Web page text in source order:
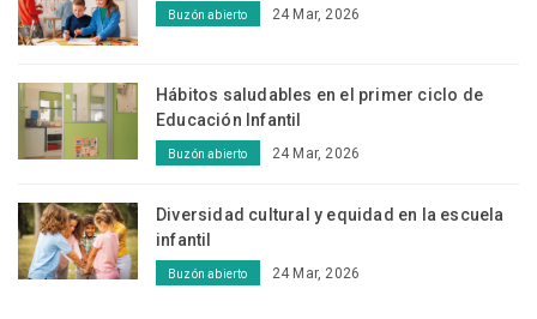
Buzón abierto 24 Mar, 2026
Hábitos saludables en el primer ciclo de
Educación Infantil
Buzón abierto 24 Mar, 2026
Diversidad cultural y equidad en la escuela
infantil
Buzón abierto 24 Mar, 2026